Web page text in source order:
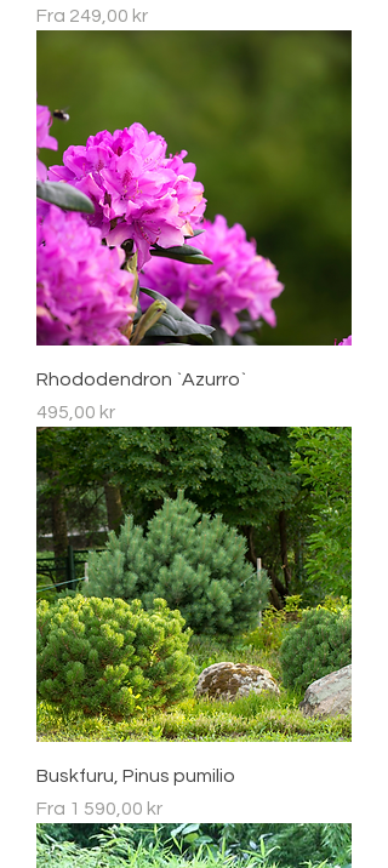
Fra 249,00 kr
Salgspris
Rhododendron `Azurro`
Pris
495,00 kr
Buskfuru, Pinus pumilio
Fra 1 590,00 kr
Salgspris